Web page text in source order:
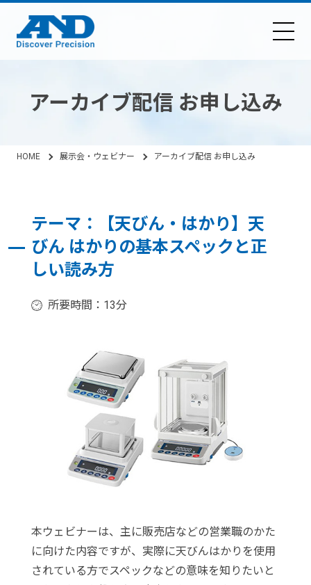
アーカイブ配信 お申し込み
HOME 展示会・ウェビナー アーカイブ配信 お申し込み
テーマ：【天びん・はかり】天
びん はかりの基本スペックと正
しい読み方
所要時間：13分
本ウェビナーは、主に販売店などの営業職のかた
に向けた内容ですが、実際に天びんはかりを使用
されている方でスペックなどの意味を知りたいと